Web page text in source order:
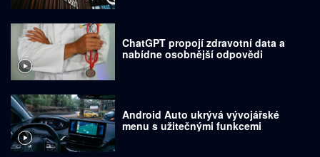
ChatGPT propojí zdravotní data a
nabídne osobnější odpovědi
Android Auto ukrývá vývojářské
menu s užitečnými funkcemi